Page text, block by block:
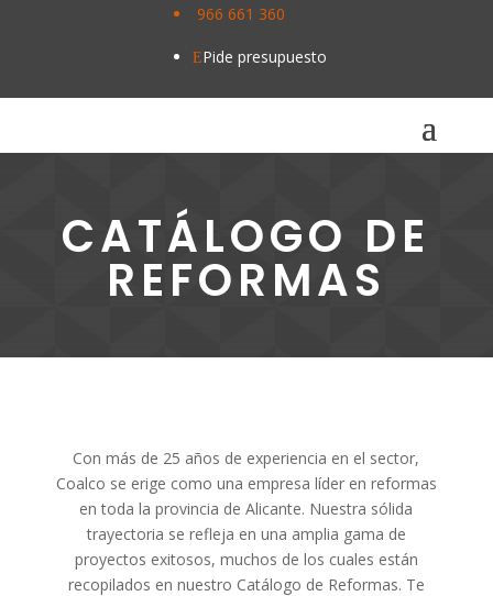
966 661 360
EPide presupuesto
CATÁLOGO DE
REFORMAS
Con más de 25 años de experiencia en el sector,
Coalco se erige como una empresa líder en reformas
en toda la provincia de Alicante. Nuestra sólida
trayectoria se refleja en una amplia gama de
proyectos exitosos, muchos de los cuales están
recopilados en nuestro Catálogo de Reformas. Te